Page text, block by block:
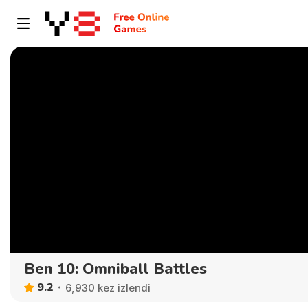
Ben 10: Omniball Battles
9.2 6,930 kez izlendi